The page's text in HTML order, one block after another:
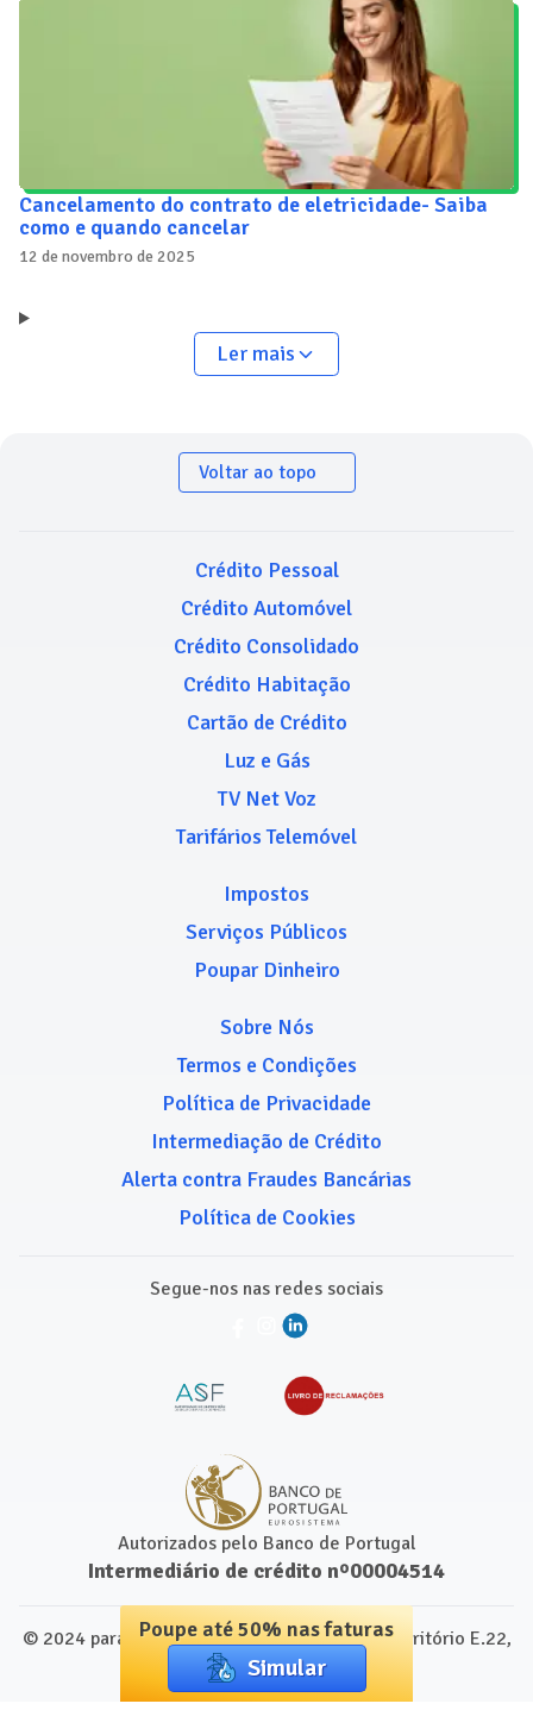
Cancelamento do contrato de eletricidade- Saiba
como e quando cancelar
12 de novembro de 2025
Ler mais
Poupe até 50% nas faturas
Simular
Voltar ao topo
Crédito Pessoal
Crédito Automóvel
Crédito Consolidado
Crédito Habitação
Cartão de Crédito
Luz e Gás
TV Net Voz
Tarifários Telemóvel
Impostos
Serviços Públicos
Poupar Dinheiro
Sobre Nós
Termos e Condições
Política de Privacidade
Intermediação de Crédito
Alerta contra Fraudes Bancárias
Política de Cookies
Autorizados pelo Banco de Portugal
Intermediário de crédito nº00004514
Segue-nos nas redes sociais
© 2024 para Comparamais.pt. Leap Centre, Escritório E.22,
1250-091 Lisboa, Portugal